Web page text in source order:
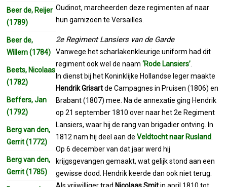
Oudinot, marcheerden deze regimenten af naar
hun garnizoen te Versailles.
2e Regiment Lansiers van de Garde
Vanwege het scharlakenkleurige uniform had dit
regiment ook wel de naam‘Rode Lansiers’
In dienst bij het Koninklijke Hollandse leger maakte
Hendrik Grisartde Campagnes in Pruisen (1806) en
Brabant (1807) mee. Na de annexatie ging Hendrik
op 21 september 1810 over naar het 2e Regiment
Lansiers, waar hij de rang van brigadier ontving. In
1812 nam hij deel aan deVeldtocht naar Rusland
Op 6 december van dat jaar werd hij
krijgsgevangen gemaakt, wat gelijk stond aan een
gewisse dood. Hendrik keerde dan ook niet terug.
Beer de, Reijer
(1789)
Beer de,
Willem (1784)
Beets, Nicolaas
(1782)
Beffers, Jan
(1792)
Berg van den,
Gerrit (1772)
Berg van den,
Gerrit (1785)